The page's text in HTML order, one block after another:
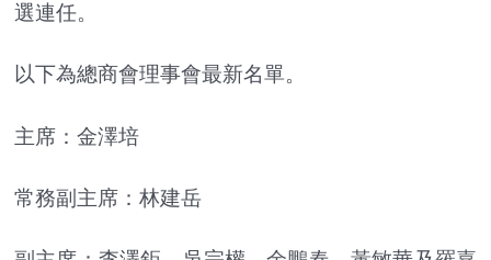
選連任。
以下為總商會理事會最新名單。
主席：金澤培
常務副主席：林建岳